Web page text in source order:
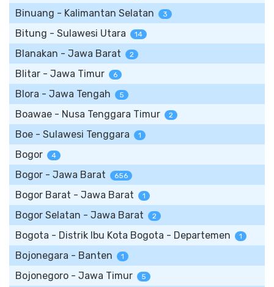
Binuang - Kalimantan Selatan 3
Bitung - Sulawesi Utara 14
Blanakan - Jawa Barat 2
Blitar - Jawa Timur 6
Blora - Jawa Tengah 5
Boawae - Nusa Tenggara Timur 2
Boe - Sulawesi Tenggara 1
Bogor 4
Bogor - Jawa Barat 656
Bogor Barat - Jawa Barat 1
Bogor Selatan - Jawa Barat 2
Bogota - Distrik Ibu Kota Bogota - Departemen 1
Bojonegara - Banten 1
Bojonegoro - Jawa Timur 5